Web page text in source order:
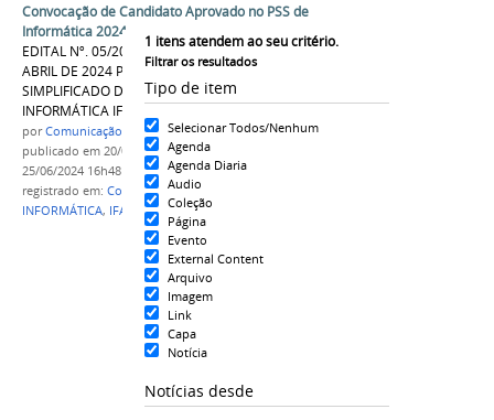
1 itens atendem ao seu critério.
Filtrar os resultados
Tipo de item
Selecionar Todos/Nenhum
Agenda
Agenda Diaria
Audio
Coleção
Página
Evento
External Content
Arquivo
Imagem
Link
Capa
Notícia
Notícias desde
Convocação de Candidato Aprovado no PSS de
Informática 2024
EDITAL Nº. 05/2024/GDG/CCO/IFAM, DE 29 DE
ABRIL DE 2024 PROCESSO SELETIVO
SIMPLIFICADO DE PROFESSOR SUBSTITUTO DE
INFORMÁTICA IFAM CAMPUS COARI
porComunicação COARI
publicado em 20/05/2024—última modificação
25/06/2024 16h48
registrado em: Convocação,APROVADO
INFORMÁTICA, IFAM CCO ,2024